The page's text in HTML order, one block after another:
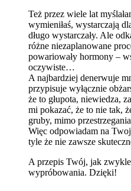
Też przez wiele lat
wymieniłaś, wystarczają
długo wystarczały. Ale
różne niezaplanowane
powariowały hormony –
oczywiste…
A najbardziej denerwuje
przypisuje wyłącznie
że to głupota, niewiedza,
mi pokazać, że to nie tak,
gruby, mimo
Więc odpowiadam na
tyle że nie zawsze
A przepis Twój, jak
wypróbowania. Dzięki!